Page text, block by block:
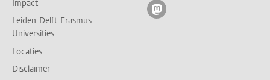
Impact
Leiden-Delft-Erasmus
Universities
Locaties
Disclaimer
Volg ons op mastodon